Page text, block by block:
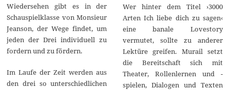
Wiedersehen gibt es in der
Schauspielklasse von Monsieur
Jeanson, der Wege findet, um
jeden der Drei individuell zu
fordern und zu fördern.
Im Laufe der Zeit werden aus
den drei so unterschiedlichen
Wer hinter dem Titel ›3000
Arten Ich liebe dich zu sagen‹
eine banale Lovestory
vermutet, sollte zu anderer
Lektüre greifen. Murail setzt
die Bereitschaft sich mit
Theater, Rollenlernen und -
spielen, Dialogen und Texten